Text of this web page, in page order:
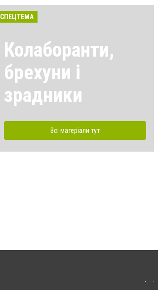
СПЕЦТЕМА
Колаборанти,
брехуни і
зрадники
Всі матеріали тут